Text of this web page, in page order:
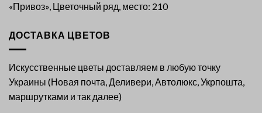
«Привоз», Цветочный ряд, место: 210
ДОСТАВКА ЦВЕТОВ
Искусственные цветы доставляем в любую точку
Украины (Новая почта, Деливери, Автолюкс, Укрпошта,
маршрутками и так далее)